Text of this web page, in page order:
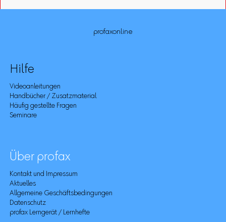
profaxonline
Hilfe
Videoanleitungen
Handbücher / Zusatzmaterial
Häufig gestellte Fragen
Seminare
Über profax
Kontakt und Impressum
Aktuelles
Allgemeine Geschäftsbedingungen
Datenschutz
profax Lerngerät / Lernhefte